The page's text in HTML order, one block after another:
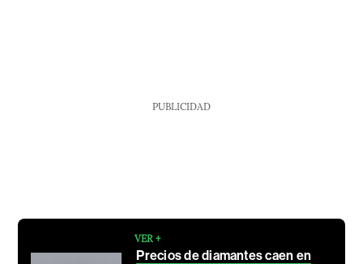
PUBLICIDAD
VER +
Precios de diamantes caen en